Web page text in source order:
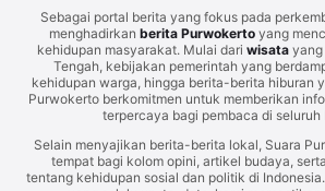
Sebagai portal berita yang fokus pada
menghadirkan berita Purwokertoyang
kehidupan masyarakat. Mulai dari wisata yang
Tengah, kebijakan pemerintah yang
kehidupan warga, hingga berita-berita hiburan
Purwokerto berkomitmen untuk memberikan
terpercaya bagi pembaca di seluruh
Selain menyajikan berita-berita lokal, Suara
tempat bagi kolom opini, artikel budaya,
tentang kehidupan sosial dan politik di